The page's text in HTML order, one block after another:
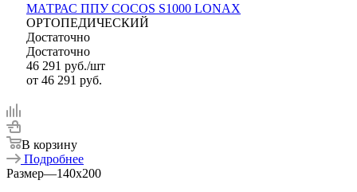
МАТРАС ППУ COCOS S1000 LONAX
ОРТОПЕДИЧЕСКИЙ
Достаточно
Достаточно
46 291 руб./шт
от 46 291 руб.
В корзину
Подробнее
Размер—140x200